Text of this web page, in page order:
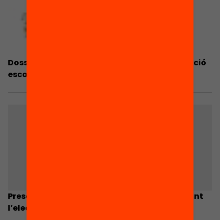
Dossier de premsa: les famílies davant l’elecció
escolar
Presentació de la recerca «Les famílies davant
l’elecció escolar» a Girona